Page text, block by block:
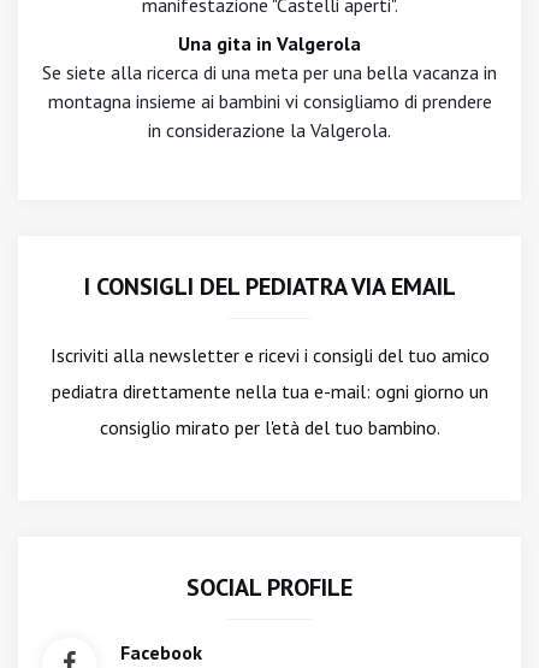
manifestazione "Castelli aperti".
Una gita in Valgerola
Se siete alla ricerca di una meta per una bella vacanza in
montagna insieme ai bambini vi consigliamo di prendere
in considerazione la Valgerola.
I CONSIGLI DEL PEDIATRA VIA EMAIL
Iscriviti alla newslettere ricevi i consigli del tuo amico
pediatra direttamente nella tua e-mail: ogni giorno un
consiglio mirato per l'età del tuo bambino.
SOCIAL PROFILE
Facebook